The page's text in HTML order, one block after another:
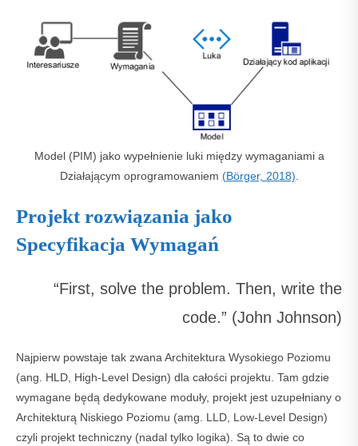
Model (PIM) jako wypełnienie luki między wymaganiami a
Działającym oprogramowaniem (Börger, 2018)
Projekt rozwiązania jako
Specyfikacja Wymagań
“First, solve the problem. Then, write the
code.” (John Johnson)
Najpierw powstaje tak zwana Architektura Wysokiego Poziomu
(ang. HLD, High-Level Design) dla całości projektu. Tam gdzie
wymagane będą dedykowane moduły, projekt jest uzupełniany o
Architekturą Niskiego Poziomu (amg. LLD, Low-Level Design)
czyli projekt techniczny (nadal tylko logika). Są to dwie co